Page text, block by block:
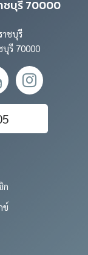
ชบุรี 70000
าชบุรี
บุรี 70000
ก
ข์